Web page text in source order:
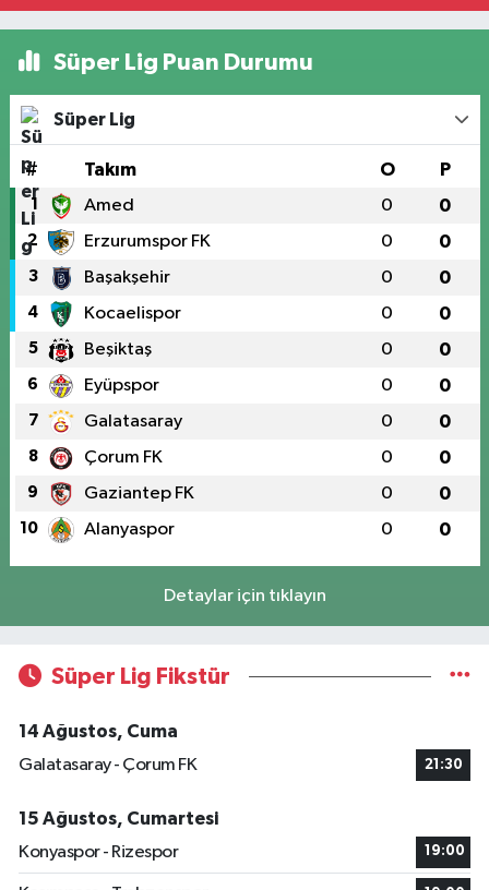
Süper Lig Puan Durumu
Süper Lig
# Takım O P
1 Amed 0 0
2 Erzurumspor FK 0 0
3 Başakşehir 0 0
4 Kocaelispor 0 0
5 Beşiktaş 0 0
6 Eyüpspor 0 0
7 Galatasaray 0 0
8 Çorum FK 0 0
9 Gaziantep FK 0 0
10 Alanyaspor 0 0
Detaylar için tıklayın
Süper Lig Fikstür
14 Ağustos, Cuma
Galatasaray - Çorum FK
21:30
15 Ağustos, Cumartesi
Konyaspor - Rizespor
19:00